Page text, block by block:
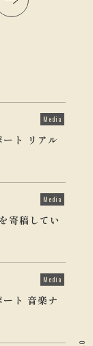
01
Media
ト リアル
Media
寄稿してい
Media
ト 音楽ナ